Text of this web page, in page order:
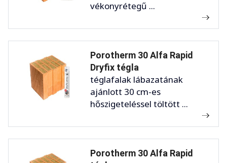
vékonyrétegű ...
Porotherm 30 Alfa Rapid
Dryfix tégla
téglafalak lábazatának
ajánlott 30 cm-es
hőszigeteléssel töltött ...
Porotherm 30 Alfa Rapid